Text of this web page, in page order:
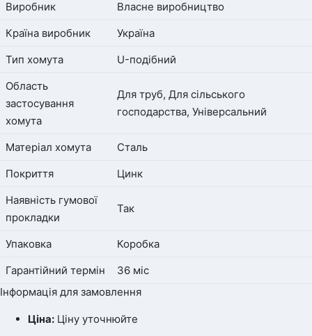
Виробник
Власне виробництво
Країна виробник
Україна
Тип хомута
U-подібний
Область
застосування
хомута
Для труб, Для сільського
господарства, Універсальний
Матеріал хомута
Сталь
Покриття
Цинк
Наявність гумової
прокладки
Так
Упаковка
Коробка
Гарантійний термін
36 міс
Інформація для замовлення
Ціна: Ціну уточнюйте